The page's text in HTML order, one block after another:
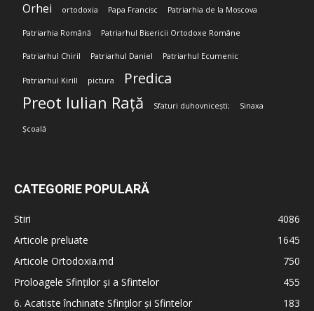
Orhei ortodoxia Papa Francisc Patriarhia de la Moscova
Patriarhia Română Patriarhul Bisericii Ortodoxe Române
Patriarhul Chiril Patriarhul Daniel Patriarhul Ecumenic
Patriarhul Kirill pictura Predica
Preot Iulian Rață Sfaturi duhovnicești; Sinaxa
Școală
CATEGORIE POPULARĂ
Stiri
4086
Articole preluate
1645
Articole Ortodoxia.md
750
Proloagele Sfinților și a Sfintelor
455
6. Acatiste închinate Sfinților și Sfintelor
183